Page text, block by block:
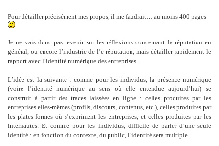
Pour détailler précisément mes propos, il me faudrait… au moins 400 pages
Je ne vais donc pas revenir sur les réflexions concernant la réputation en
général, ou encore l’industrie de l’e-réputation, mais détailler rapidement le
rapport avec l’identité numérique des entreprises.
L’idée est la suivante : comme pour les individus, la présence numérique
(voire l’identité numérique au sens où elle entendue aujourd’hui) se
construit à partir des traces laissées en ligne : celles produites par les
entreprises elles-mêmes (profils, discours, contenus, etc.), celles produites par
les plates-formes où s’expriment les entreprises, et celles produites par les
internautes. Et comme pour les individus, difficile de parler d’une seule
identité : en fonction du contexte, du public, l’identité sera multiple.